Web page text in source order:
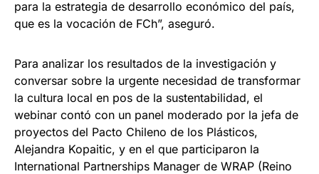
para la estrategia de desarrollo económico del país,
que es la vocación de FCh”, aseguró.
Para analizar los resultados de la investigación y
conversar sobre la urgente necesidad de transformar
la cultura local en pos de la sustentabilidad, el
webinar contó con un panel moderado por la jefa de
proyectos del Pacto Chileno de los Plásticos,
Alejandra Kopaitic, y en el que participaron la
International Partnerships Manager de WRAP (Reino